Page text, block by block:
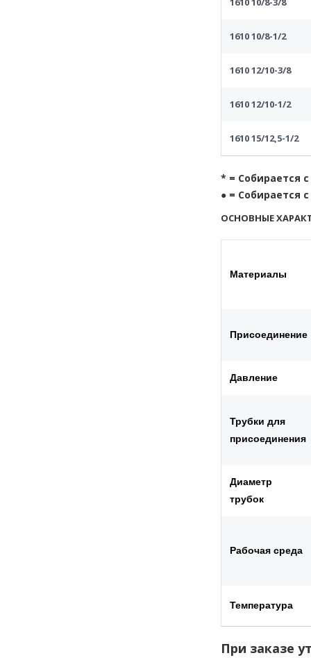
1610 10/8-1/2
1610 12/10-3/8
1610 12/10-1/2
1610 15/12,5-1/2
* = Собирается
● = Собирается с
ОСНОВНЫЕ
Материалы
Присоединение
Давление
Трубки для
присоединения
Диаметр
трубок
Рабочая среда
Температура
При заказе